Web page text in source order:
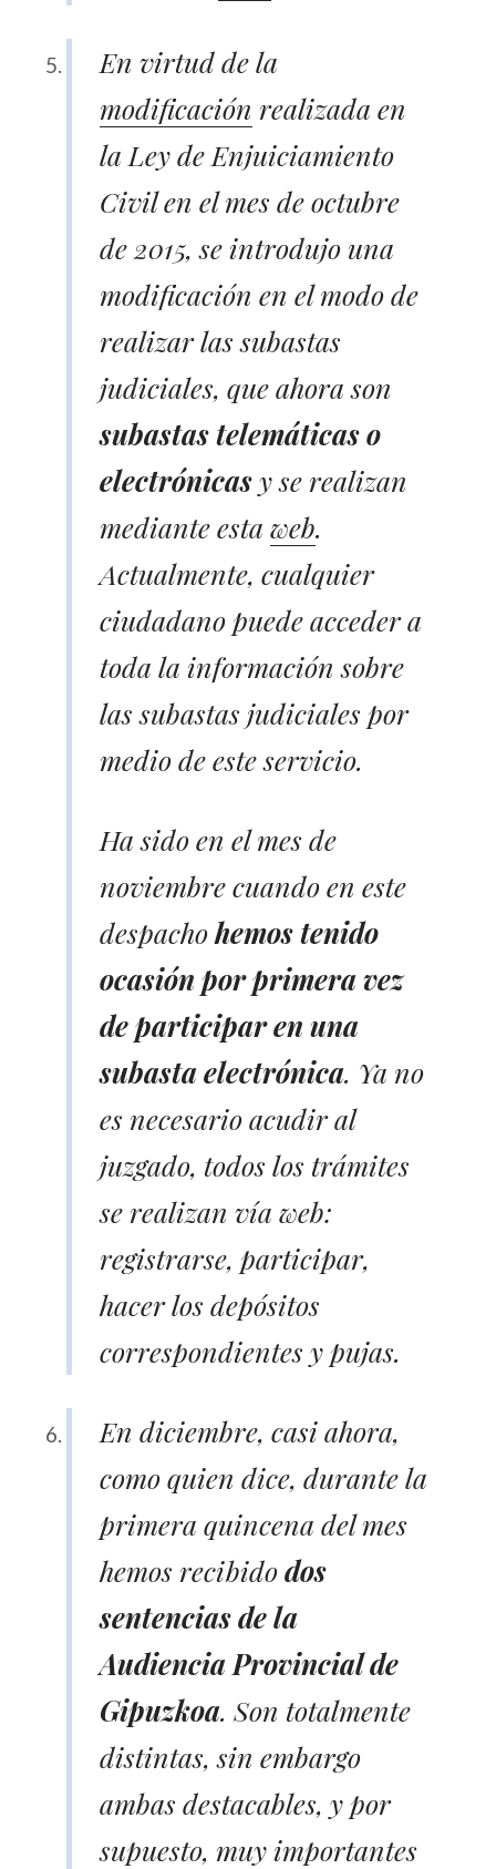
En virtud de la
modificación realizada en
la Ley de Enjuiciamiento
Civil en el mes de octubre
de 2015, se introdujo una
modificación en el modo de
realizar las subastas
judiciales, que ahora son
subastas telemáticas o
electrónicasy se realizan
mediante esta web.
Actualmente, cualquier
ciudadano puede acceder a
toda la información sobre
las subastas judiciales por
medio de este servicio.
Ha sido en el mes de
noviembre cuando en este
despachohemos tenido
ocasión por primera vez
de participar en una
subasta electrónica. Ya no
es necesario acudir al
juzgado, todos los trámites
se realizan vía web:
registrarse, participar,
hacer los depósitos
correspondientes y pujas.
En diciembre, casi ahora,
como quien dice, durante la
primera quincena del mes
hemos recibidodos
sentencias de la
Audiencia Provincial de
Gipuzkoa. Son totalmente
distintas, sin embargo
ambas destacables, y por
supuesto, muy importantes